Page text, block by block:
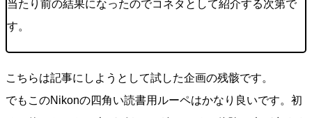
当たり前の結果になったのでコネタとして紹介する次第で
す。
こちらは記事にしようとして試した企画の残骸です。
でもこのNikonの四角い読書用ルーペはかなり良いです。初